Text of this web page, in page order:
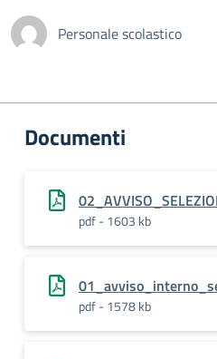
Personale scolastico
Documenti
pdf - 1603 kb
pdf - 1578 kb